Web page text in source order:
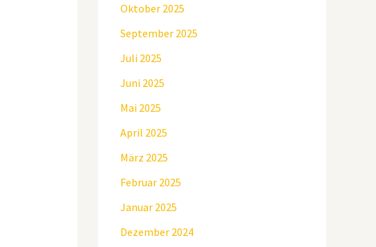
Oktober 2025
September 2025
Juli 2025
Juni 2025
Mai 2025
April 2025
März 2025
Februar 2025
Januar 2025
Dezember 2024